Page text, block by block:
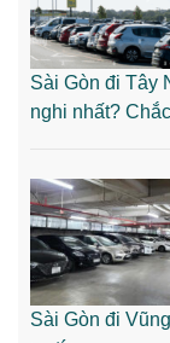
Sài Gòn đi Tây
nghi nhất?
Sài Gòn đi